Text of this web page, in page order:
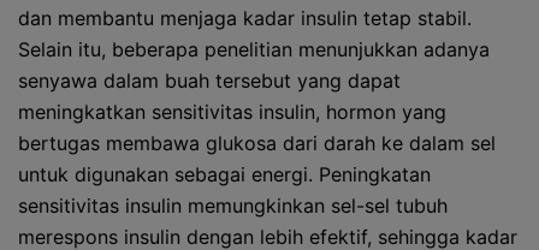
dan membantu menjaga kadar insulin tetap stabil.
Selain itu, beberapa penelitian menunjukkan adanya
senyawa dalam buah tersebut yang dapat
meningkatkan sensitivitas insulin, hormon yang
bertugas membawa glukosa dari darah ke dalam sel
untuk digunakan sebagai energi. Peningkatan
sensitivitas insulin memungkinkan sel-sel tubuh
merespons insulin dengan lebih efektif, sehingga kadar